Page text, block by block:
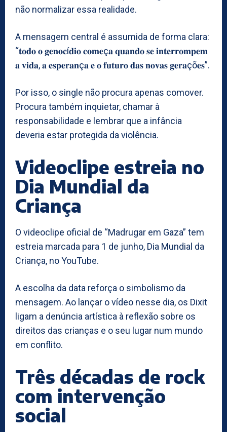
não normalizar essa realidade.
A mensagem central é assumida de forma clara:
“𝐭𝐨𝐝𝐨 𝐨 𝐠𝐞𝐧𝐨𝐜í𝐝𝐢𝐨 𝐜𝐨𝐦𝐞ç𝐚 𝐪𝐮𝐚𝐧𝐝𝐨 𝐬𝐞 𝐢𝐧𝐭𝐞𝐫𝐫𝐨𝐦𝐩𝐞𝐦
𝐚 𝐯𝐢𝐝𝐚, 𝐚 𝐞𝐬𝐩𝐞𝐫𝐚𝐧ç𝐚 𝐞 𝐨 𝐟𝐮𝐭𝐮𝐫𝐨 𝐝𝐚𝐬 𝐧𝐨𝐯𝐚𝐬 𝐠𝐞𝐫𝐚çõ𝐞𝐬”.
Por isso, o single não procura apenas comover.
Procura também inquietar, chamar à
responsabilidade e lembrar que a infância
deveria estar protegida da violência.
Videoclipe estreia no
Dia Mundial da
Criança
O videoclipe oficial de “Madrugar em Gaza” tem
estreia marcada para 1 de junho, Dia Mundial da
Criança, no YouTube.
A escolha da data reforça o simbolismo da
mensagem. Ao lançar o vídeo nesse dia, os Dixit
ligam a denúncia artística à reflexão sobre os
direitos das crianças e o seu lugar num mundo
em conflito.
Três décadas de rock
com intervenção
social